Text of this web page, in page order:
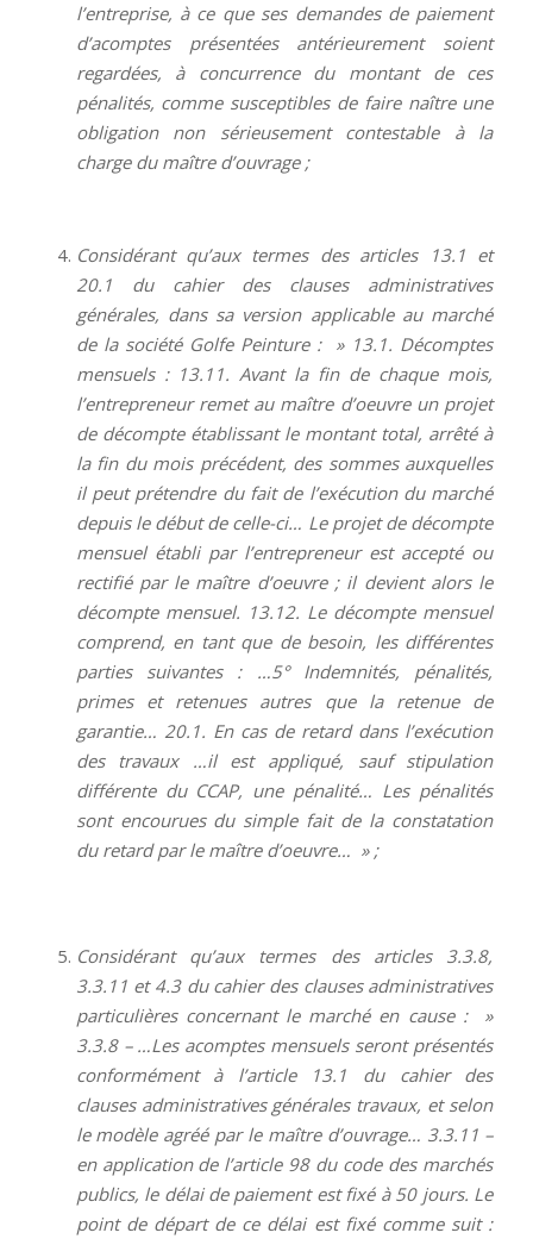
l’entreprise, à ce que ses demandes de paiement
d’acomptes présentées antérieurement soient
regardées, à concurrence du montant de ces
pénalités, comme susceptibles de faire naître une
obligation non sérieusement contestable à la
charge du maître d’ouvrage ;
Considérant qu’aux termes des articles 13.1 et
20.1 du cahier des clauses administratives
générales, dans sa version applicable au marché
de la société Golfe Peinture : » 13.1. Décomptes
mensuels : 13.11. Avant la fin de chaque mois,
l’entrepreneur remet au maître d’oeuvre un projet
de décompte établissant le montant total, arrêté à
la fin du mois précédent, des sommes auxquelles
il peut prétendre du fait de l’exécution du marché
depuis le début de celle-ci… Le projet de décompte
mensuel établi par l’entrepreneur est accepté ou
rectifié par le maître d’oeuvre ; il devient alors le
décompte mensuel. 13.12. Le décompte mensuel
comprend, en tant que de besoin, les différentes
parties suivantes : …5° Indemnités, pénalités,
primes et retenues autres que la retenue de
garantie… 20.1. En cas de retard dans l’exécution
des travaux …il est appliqué, sauf stipulation
différente du CCAP, une pénalité… Les pénalités
sont encourues du simple fait de la constatation
du retard par le maître d’oeuvre… » ;
Considérant qu’aux termes des articles 3.3.8,
3.3.11 et 4.3 du cahier des clauses administratives
particulières concernant le marché en cause : »
3.3.8 – …Les acomptes mensuels seront présentés
conformément à l’article 13.1 du cahier des
clauses administratives générales travaux, et selon
le modèle agréé par le maître d’ouvrage… 3.3.11 –
en application de l’article 98 du code des marchés
publics, le délai de paiement est fixé à 50 jours. Le
point de départ de ce délai est fixé comme suit :